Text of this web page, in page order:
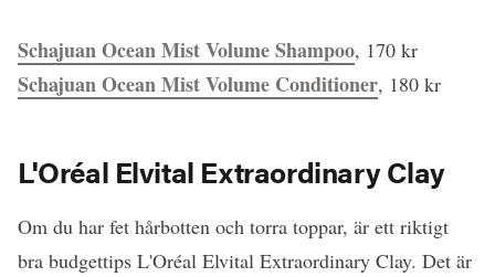
Schajuan Ocean Mist Volume Shampoo, 170 kr
Schajuan Ocean Mist Volume Conditioner, 180 kr
L'Oréal Elvital Extraordinary Clay
Om du har fet hårbotten och torra toppar, är ett riktigt
bra budgettips L'Oréal Elvital Extraordinary Clay. Det är